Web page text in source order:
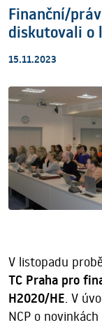
Finanční/
diskutovali o
15.11.2023
V listopadu
TC Praha pro
H2020/HE. V
NCP o